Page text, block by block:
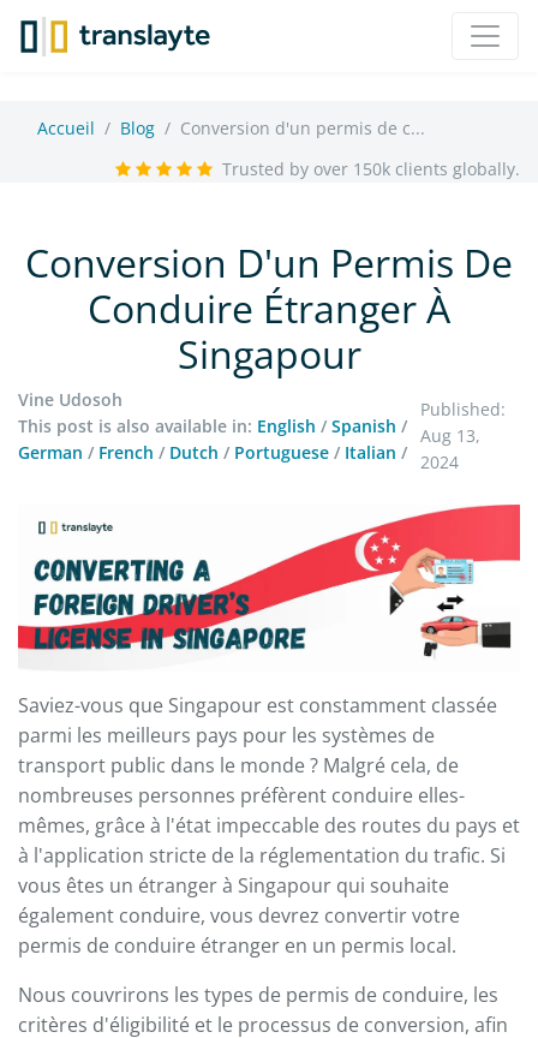
Accueil Blog
Conversion d'un permis de c...
Trusted by over 150k clients globally.
Conversion D'un Permis De
Conduire Étranger À
Singapour
Vine Udosoh
This post is also available in: English / Spanish /
German / French / Dutch / Portuguese / Italian /
Published:
Aug 13,
2024
Saviez-vous que Singapour est constamment classée
parmi les meilleurs pays pour les systèmes de
transport public dans le monde ? Malgré cela, de
nombreuses personnes préfèrent conduire elles-
mêmes, grâce à l'état impeccable des routes du pays et
à l'application stricte de la réglementation du trafic. Si
vous êtes un étranger à Singapour qui souhaite
également conduire, vous devrez convertir votre
permis de conduire étranger en un permis local.
Nous couvrirons les types de permis de conduire, les
critères d'éligibilité et le processus de conversion, afin